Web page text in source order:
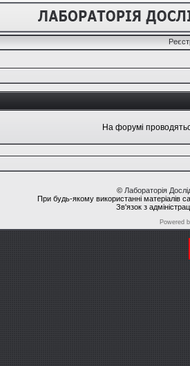
На форумі
© Лабораторія
При будь-якому використанні матеріалів
Зв'язок з
Powered